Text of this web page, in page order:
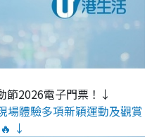
節2026電子門票！↓
場體驗多項新穎運動及觀賞
↓